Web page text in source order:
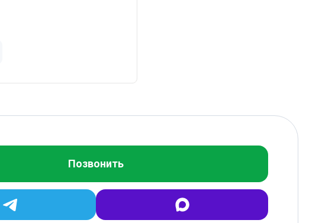
Позвонить